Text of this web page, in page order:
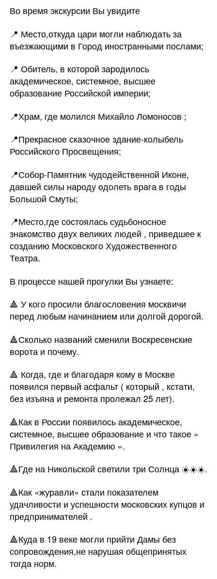
Во время экскурсии Вы увидите
📍 Место,откуда цари могли наблюдать за
въезжающими в Город иностранными послами;
📍 Обитель, в которой зародилось
академическое, системное, высшее
образование Российской империи;
📍Храм, где молился Михайло Ломоносов ;
📍Прекрасное сказочное здание-колыбель
Российского Просвещения;
📍Собор-Памятник чудодейственной Иконе,
давшей силы народу одолеть врага в годы
Большой Смуты;
📍Место,где состоялась судьбоносное
знакомство двух великих людей , приведшее к
созданию Московского Художественного
Театра.
В процессе нашей прогулки Вы узнаете:
🔺 У кого просили благословения москвичи
перед любым начинанием или долгой дорогой.
🔺Сколько названий сменили Воскресенские
ворота и почему.
🔺 Когда, где и благодаря кому в Москве
появился первый асфальт ( который , кстати,
без изъяна и ремонта пролежал 25 лет).
🔺Как в России появилось академическое,
системное, высшее образование и что такое »
Привилегия на Академию «.
🔺Где на Никольской светили три Солнца ☀️☀️☀️.
🔺Как «журавли» стали показателем
удачливости и успешности московских купцов и
предпринимателей .
🔺Куда в 19 веке могли прийти Дамы без
сопровождения,не нарушая общепринятых
тогда норм.